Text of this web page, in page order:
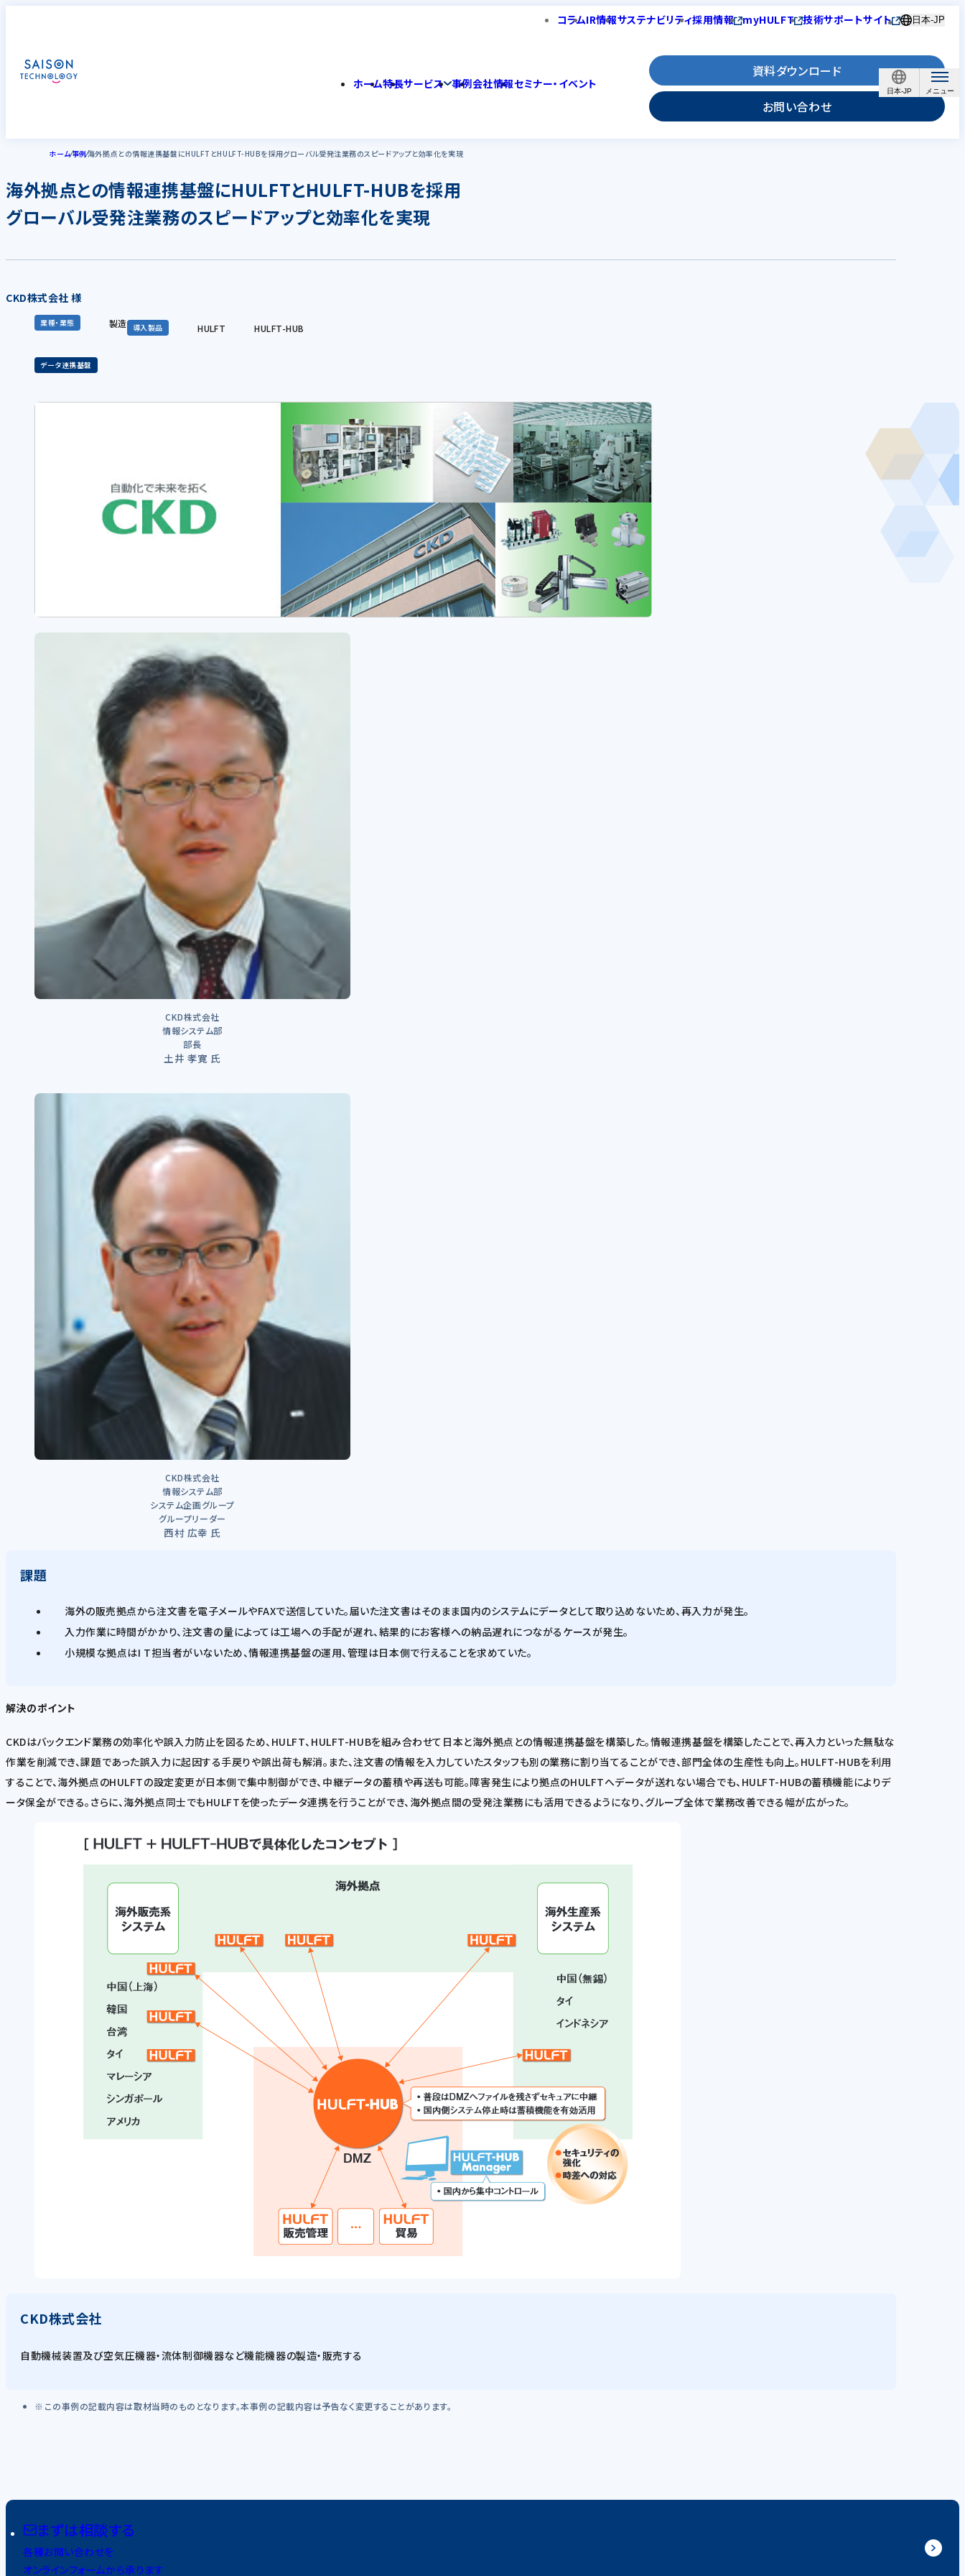
日本-JP
コラムIR情報サステナビリティ採用情報 myHULFT 技術サポートサイト 日本-JP
ホーム特長サービス 事例会社情報セミナー・イベント
資料ダウンロード
お問い合わせ
ホーム事例海外拠点との情報連携基盤にHULFTとHULFT-HUBを採用グローバル受発注業務のスピードアップと効率化を実現
海外拠点との情報連携基盤にHULFTとHULFT-HUBを採用
グローバル受発注業務のスピードアップと効率化を実現
CKD株式会社 様
業種・業態 製造 導入製品 HULFT HULFT-HUB
データ連携基盤
CKD株式会社
情報システム部
部長
土井 孝寛 氏
CKD株式会社
情報システム部
システム企画グループ
グループリーダー
西村 広幸 氏
課題
海外の販売拠点から注文書を電子メールやFAXで送信していた。届いた注文書はそのまま国内のシステムにデータとして取り込めないため、再入力が発生。
入力作業に時間がかかり、注文書の量によっては工場への手配が遅れ、結果的にお客様への納品遅れにつながるケースが発生。
小規模な拠点はI T担当者がいないため、情報連携基盤の運用、管理は日本側で行えることを求めていた。
解決のポイント
CKDはバックエンド業務の効率化や誤入力防止を図るため、HULFT、HULFT-HUBを組み合わせて日本と海外拠点との情報連携基盤を構築した。情報連携基盤を構築したことで、再入力といった無駄な
作業を削減でき、課題であった誤入力に起因する手戻りや誤出荷も解消。また、注文書の情報を入力していたスタッフも別の業務に割り当てることができ、部門全体の生産性も向上。HULFT-HUBを利用
することで、海外拠点のHULFTの設定変更が日本側で集中制御ができ、中継データの蓄積や再送も可能。障害発生により拠点のHULFTへデータが送れない場合でも、HULFT-HUBの蓄積機能によりデ
ータ保全ができる。さらに、海外拠点同士でもHULFTを使ったデータ連携を行うことができ、海外拠点間の受発注業務にも活用できるようになり、グループ全体で業務改善できる幅が広がった。
CKD株式会社
自動機械装置及び空気圧機器・流体制御機器など機能機器の製造・販売する
この事例の記載内容は取材当時のものとなります。本事例の記載内容は予告なく変更することがあります。
まずは相談する
各種お問い合わせを
オンラインフォームから承ります